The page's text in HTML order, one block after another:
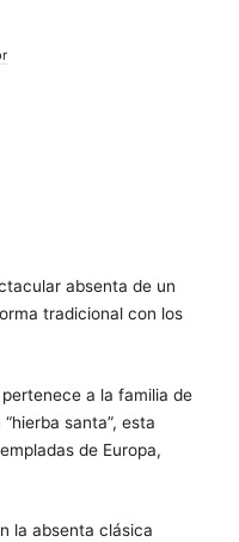
absenta de un
tradicional con los
a la familia de
santa”, esta
de Europa,
la absenta clásica